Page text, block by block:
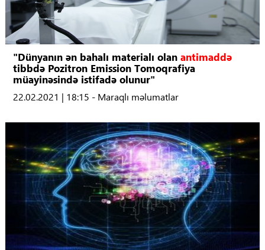
"Dünyanın ən bahalı materialı olan antimaddə
tibbdə Pozitron Emission Tomoqrafiya
müayinəsində istifadə olunur"
22.02.2021 | 18:15 - Maraqlı məlumatlar